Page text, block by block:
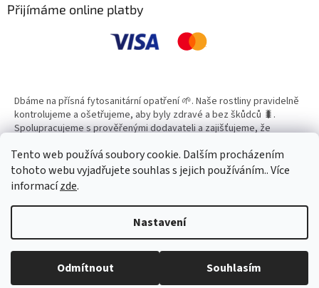
Tento web používá soubory cookie. Dalším procházením
tohoto webu vyjadřujete souhlas s jejich používáním.. Více
informacízde.
Nastavení
Odmítnout Souhlasím
oblíbenou součástí každoroční
p
r
y
v
ý
p
i
s
u
Přijímáme online platby
Dbáme na přísná fytosanitární opatření 🌱. Naše rostliny pravidelně
kontrolujeme a ošetřujeme, aby byly zdravé a bez škůdců 🐛.
Spolupracujeme s prověřenými dodavateli a zajišťujeme, že
Copyright 2026Zahradní Centrum SMARAGD. Všechna práva